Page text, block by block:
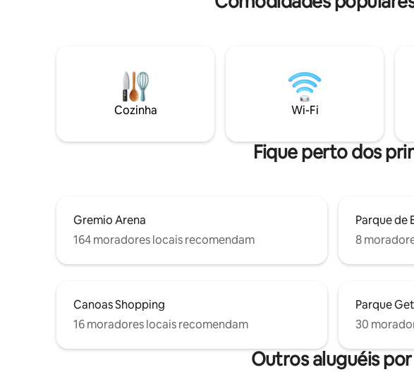
Cozinha equipada com geladeira, fogão,
disso, o imóvel oferece: -
Estacionamento descoberto com portão
eletrônico e câmeras de segurança . -
Lavanderia compartilhada.
Cozinha Wi-Fi
Fique perto dos
Gremio Arena
164 moradores locais recomendam
Parque de
8
Canoas Shopping
16 moradores locais recomendam
Parque
30
Outros aluguéis